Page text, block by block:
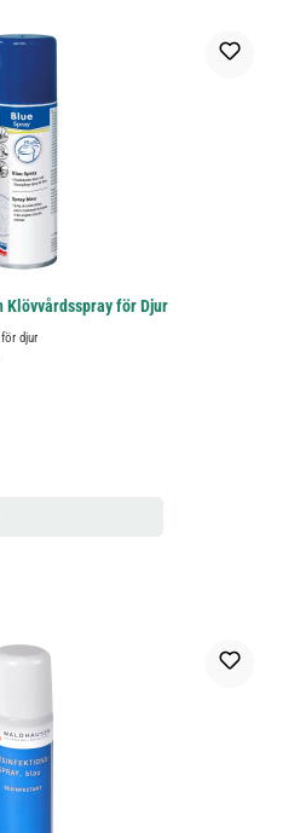
Klövvårdsspray för Djur
djur